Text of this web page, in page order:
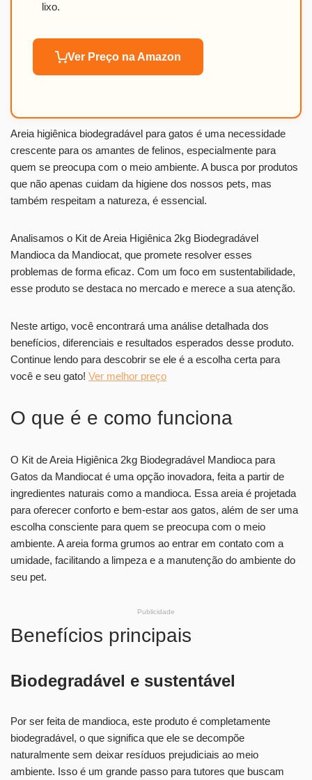
lixo.
Ver Preço na Amazon
Areia higiênica biodegradável para gatos é uma necessidade
crescente para os amantes de felinos, especialmente para
quem se preocupa com o meio ambiente. A busca por produtos
que não apenas cuidam da higiene dos nossos pets, mas
também respeitam a natureza, é essencial.
Analisamos o Kit de Areia Higiênica 2kg Biodegradável
Mandioca da Mandiocat, que promete resolver esses
problemas de forma eficaz. Com um foco em sustentabilidade,
esse produto se destaca no mercado e merece a sua atenção.
Neste artigo, você encontrará uma análise detalhada dos
benefícios, diferenciais e resultados esperados desse produto.
Continue lendo para descobrir se ele é a escolha certa para
você e seu gato! Ver melhor preço
O que é e como funciona
O Kit de Areia Higiênica 2kg Biodegradável Mandioca para
Gatos da Mandiocat é uma opção inovadora, feita a partir de
ingredientes naturais como a mandioca. Essa areia é projetada
para oferecer conforto e bem-estar aos gatos, além de ser uma
escolha consciente para quem se preocupa com o meio
ambiente. A areia forma grumos ao entrar em contato com a
umidade, facilitando a limpeza e a manutenção do ambiente do
seu pet.
Publicidade
Benefícios principais
Biodegradável e sustentável
Por ser feita de mandioca, este produto é completamente
biodegradável, o que significa que ele se decompõe
naturalmente sem deixar resíduos prejudiciais ao meio
ambiente. Isso é um grande passo para tutores que buscam